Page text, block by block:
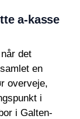
a-kasse
det
en
overveje,
i
i Galten-